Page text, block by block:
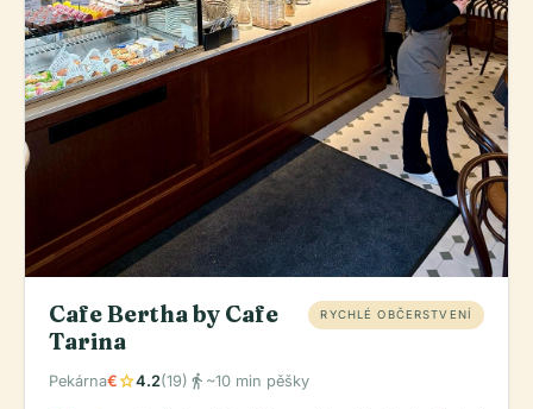
Cafe Bertha by Cafe
Tarina
RYCHLÉ OBČERSTVENÍ
Pekárna€star4.2(19) directions_walk ~10 min pěšky